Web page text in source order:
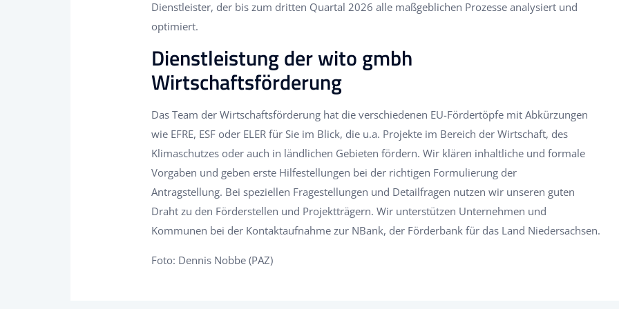
Dienstleister, der bis zum dritten Quartal 2026 alle maßgeblichen Prozesse analysiert und
optimiert.
Dienstleistung der wito gmbh
Wirtschaftsförderung
Das Team der Wirtschaftsförderung hat die verschiedenen EU-Fördertöpfe mit Abkürzungen
wie EFRE, ESF oder ELER für Sie im Blick, die u.a. Projekte im Bereich der Wirtschaft, des
Klimaschutzes oder auch in ländlichen Gebieten fördern. Wir klären inhaltliche und formale
Vorgaben und geben erste Hilfestellungen bei der richtigen Formulierung der
Antragstellung. Bei speziellen Fragestellungen und Detailfragen nutzen wir unseren guten
Draht zu den Förderstellen und Projektträgern. Wir unterstützen Unternehmen und
Kommunen bei der Kontaktaufnahme zur NBank, der Förderbank für das Land Niedersachsen.
Foto: Dennis Nobbe (PAZ)